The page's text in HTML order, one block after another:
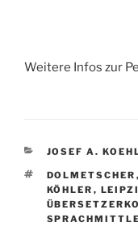
Weitere Infos zur
KATEGORIEN
JOSEF A.
DOLMETSCHER ,
KÖHLER ,